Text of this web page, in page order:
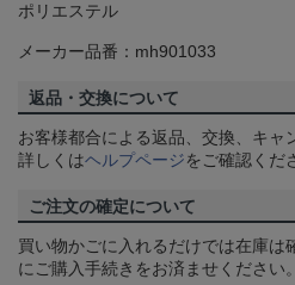
ポリエステル
メーカー品番：mh901033
返品・交換について
お客様都合による返品、交換、キャ
詳しくはヘルプページをご確認くだ
ご注文の確定について
買い物かごに入れるだけでは在庫は
にご購入手続きをお済ませください。